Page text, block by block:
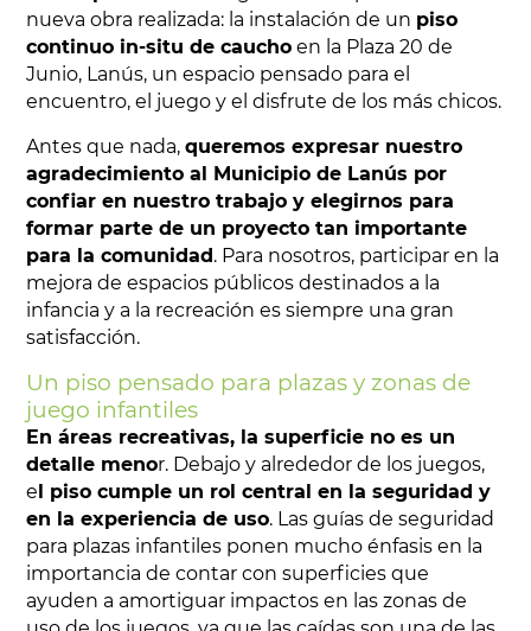
nueva obra realizada: la instalación de un piso
continuo in-situ de caucho en la Plaza 20 de
Junio, Lanús, un espacio pensado para el
encuentro, el juego y el disfrute de los más chicos.
Antes que nada,queremos expresar nuestro
agradecimiento al Municipio de Lanús por
confiar en nuestro trabajo y elegirnos para
formar parte de un proyecto tan importante
para la comunidad . Para nosotros, participar en la
mejora de espacios públicos destinados a la
infancia y a la recreación es siempre una gran
satisfacción.
Un piso pensado para plazas y zonas de
juego infantiles
En áreas recreativas, la superficie no es un
detalle menor. Debajo y alrededor de los juegos,
e l piso cumple un rol central en la seguridad y
en la experiencia de uso. Las guías de seguridad
para plazas infantiles ponen mucho énfasis en la
importancia de contar con superficies que
ayuden a amortiguar impactos en las zonas de